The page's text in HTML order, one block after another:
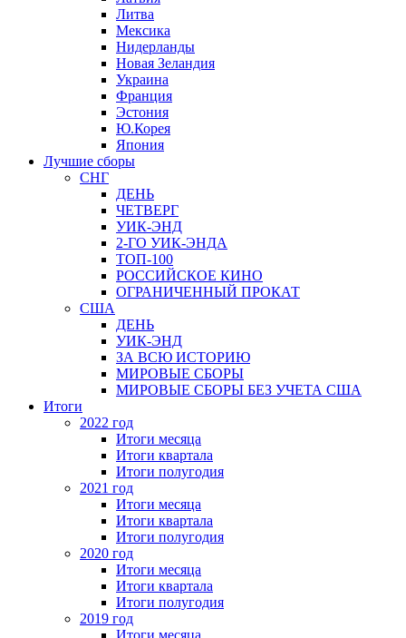
Литва
Мексика
Нидерланды
Новая Зеландия
Украина
Франция
Эстония
Ю.Корея
Япония
Лучшие сборы
СНГ
ДЕНЬ
ЧЕТВЕРГ
УИК-ЭНД
2-ГО УИК-ЭНДА
ТОП-100
РОССИЙСКОЕ КИНО
ОГРАНИЧЕННЫЙ ПРОКАТ
США
ДЕНЬ
УИК-ЭНД
ЗА ВСЮ ИСТОРИЮ
МИРОВЫЕ СБОРЫ
МИРОВЫЕ СБОРЫ БЕЗ УЧЕТА США
Итоги
2022 год
Итоги месяца
Итоги квартала
Итоги полугодия
2021 год
Итоги месяца
Итоги квартала
Итоги полугодия
2020 год
Итоги месяца
Итоги квартала
Итоги полугодия
2019 год
Итоги месяца